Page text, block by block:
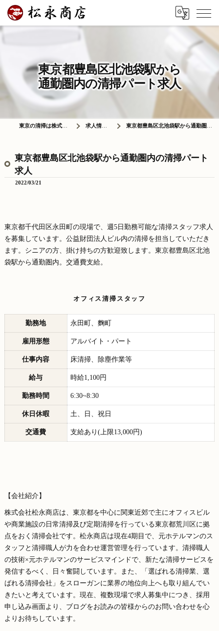
東京都豊島区北池袋駅から
通勤圏内の清掃パート求人
東京の清掃は株式会社松永商店 求人情報ブログ 東京都豊島区北池袋駅から通勤圏内の清掃パート求人
東京都豊島区北池袋駅から通勤圏内の清掃パート
求人
2022/03/21
東京都千代田区永田町の現場で、週5日勤務可能な清掃スタッフ求人
を募集しています。公益財団法人ビル内の清掃を担当していただき
ます。シニアの方、掛け持ちの方歓迎致します。東京都豊島区北池
袋駅から通勤圏内。交通費支給。
オフィス清掃スタッフ
勤務地 永田町、麴町
雇用形態 アルバイト・パート
仕事内容 床清掃、除塵作業等
給与 時給1,100円
勤務時間 6:30~8:30
休日休暇 土、日、祝日
交通費 支給あり(上限13,000円)
【会社紹介】
株式会社松永商店は、東京都を中心に関東近郊で主にオフィスビル
や商業施設の日常清掃及び定期清掃を行っている東京都荒川区に拠
点をおく清掃会社です。松永商店は現在4期目で、元ホテルマンのス
タッフと清掃職人が力を合わせ運営管理を行っています。清掃職人
の技術×元ホテルマンのサービスマインドで、新たな清掃サービスを
発信するべく、日々奮闘しています。また、「選ばれる清掃業、選
ばれる清掃会社」をスローガンに業界の地位向上へも取り組んでい
きたいと考えています。現在、複数現場で求人募集中につき、採用
申し込み画面より、ブログをお読みの皆様からのお問い合わせを心
よりお待ちしています。